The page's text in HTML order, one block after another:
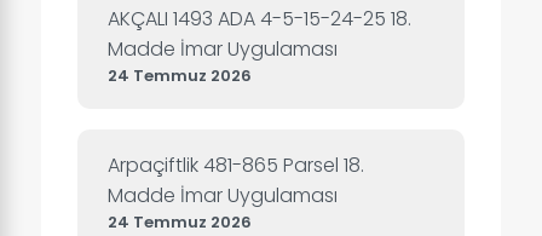
AKÇALI 1493 ADA 4-5-15-24-25 18.
Madde İmar Uygulaması
24 Temmuz 2026
Arpaçiftlik 481-865 Parsel 18.
Madde İmar Uygulaması
24 Temmuz 2026